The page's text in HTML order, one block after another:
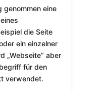
eine
die Seite
ein einzelner
„Webseite“ aber
für den
verwendet.